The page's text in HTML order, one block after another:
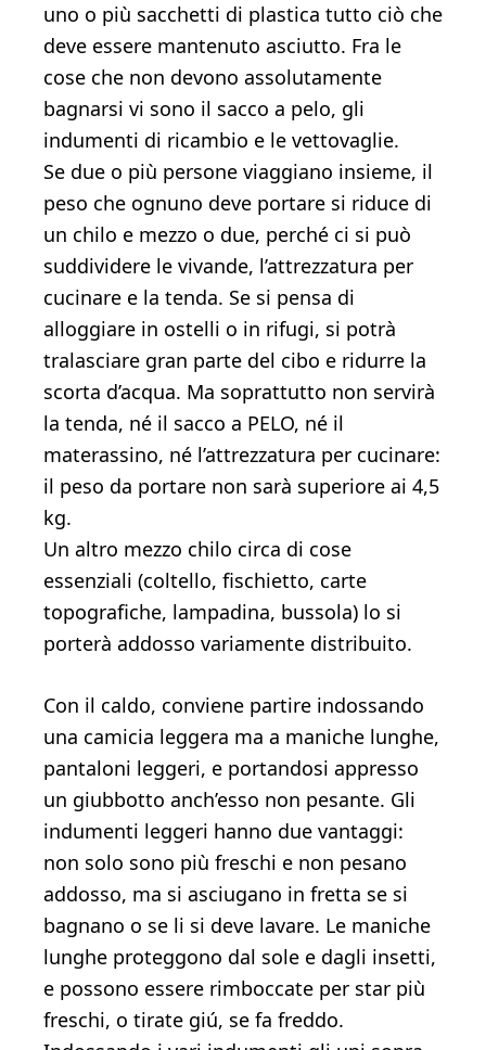
uno o più sacchetti di plastica tutto ciò che
deve essere mantenuto asciutto. Fra le
cose che non devono assolutamente
bagnarsi vi sono il sacco a pelo, gli
indumenti di ricambio e le vettovaglie.
Se due o più persone viaggiano insieme, il
peso che ognuno deve portare si riduce di
un chilo e mezzo o due, perché ci si può
suddividere le vivande, l’attrezzatura per
cucinare e la tenda. Se si pensa di
alloggiare in ostelli o in rifugi, si potrà
tralasciare gran parte del cibo e ridurre la
scorta d’acqua. Ma soprattutto non servirà
la tenda, né il sacco a PELO, né il
materassino, né l’attrezzatura per cucinare:
il peso da portare non sarà superiore ai 4,5
kg.
Un altro mezzo chilo circa di cose
essenziali (coltello, fischietto, carte
topografiche, lampadina, bussola) lo si
porterà addosso variamente distribuito.
Con il caldo, conviene partire indossando
una camicia leggera ma a maniche lunghe,
pantaloni leggeri, e portandosi appresso
un giubbotto anch’esso non pesante. Gli
indumenti leggeri hanno due vantaggi:
non solo sono più freschi e non pesano
addosso, ma si asciugano in fretta se si
bagnano o se li si deve lavare. Le maniche
lunghe proteggono dal sole e dagli insetti,
e possono essere rimboccate per star più
freschi, o tirate giú, se fa freddo.